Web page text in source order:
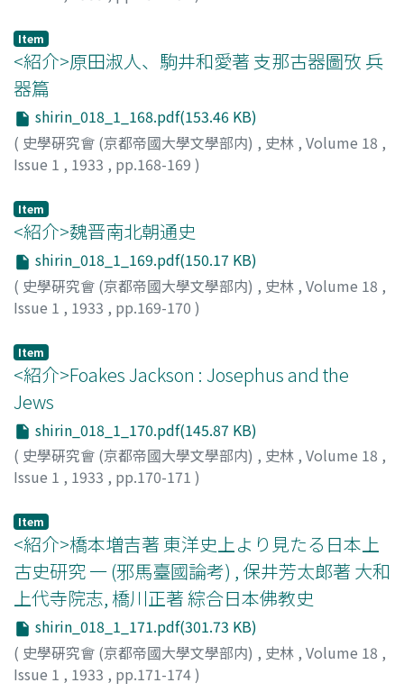
Item
<紹介>原田淑人、駒井和愛著 支那古器圖攷 兵
器篇
shirin_018_1_168.pdf(153.46 KB)
( 史學硏究會 (京都帝國大學文學部内) , 史林 , Volume 18 ,
Issue 1 , 1933 , pp.168-169 )
Item
<紹介>魏晋南北朝通史
shirin_018_1_169.pdf(150.17 KB)
( 史學硏究會 (京都帝國大學文學部内) , 史林 , Volume 18 ,
Issue 1 , 1933 , pp.169-170 )
Item
<紹介>Foakes Jackson : Josephus and the
Jews
shirin_018_1_170.pdf(145.87 KB)
( 史學硏究會 (京都帝國大學文學部内) , 史林 , Volume 18 ,
Issue 1 , 1933 , pp.170-171 )
Item
<紹介>橋本増吉著 東洋史上より見たる日本上
古史研究 一 (邪馬臺國論考) , 保井芳太郞著 大和
上代寺院志, 橋川正著 綜合日本佛教史
shirin_018_1_171.pdf(301.73 KB)
( 史學硏究會 (京都帝國大學文學部内) , 史林 , Volume 18 ,
Issue 1 , 1933 , pp.171-174)